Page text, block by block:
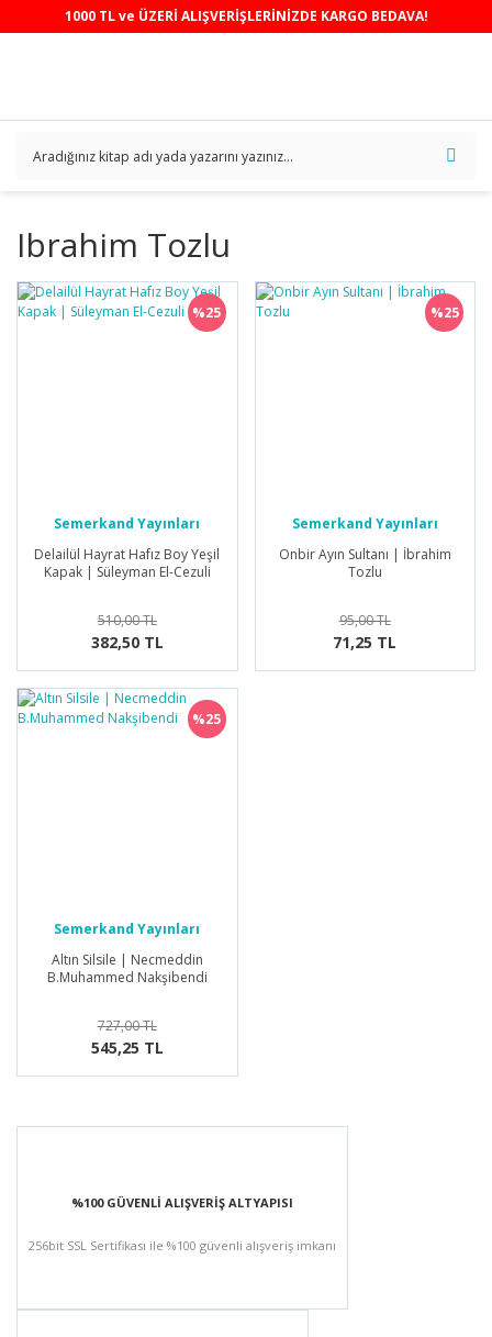
1000 TL ve ÜZERİ ALIŞVERİŞLERİNİZDE KARGO BEDAVA!
Ibrahim Tozlu
%25
Semerkand Yayınları
Delailül Hayrat Hafız Boy Yeşil
Kapak | Süleyman El-Cezuli
510,00 TL
382,50 TL
%25
Semerkand Yayınları
Onbir Ayın Sultanı | İbrahim
Tozlu
95,00 TL
71,25 TL
%25
Semerkand Yayınları
Altın Silsile | Necmeddin
B.Muhammed Nakşibendi
727,00 TL
545,25 TL
%100 GÜVENLİ ALIŞVERİŞ ALTYAPISI
256bit SSL Sertifikası ile %100 güvenli alışveriş imkanı